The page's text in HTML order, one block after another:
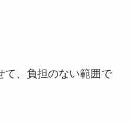
て、負担のない範囲で